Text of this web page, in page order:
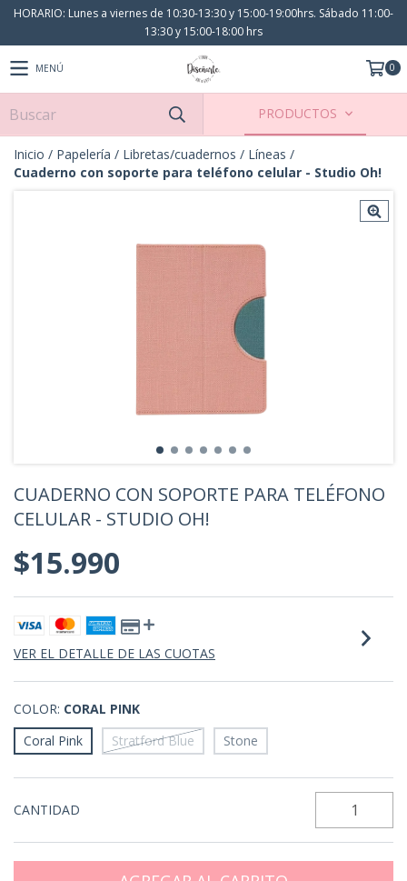
HORARIO: Lunes a viernes de 10:30-13:30 y 15:00-19:00hrs. Sábado 11:00-
13:30 y 15:00-18:00 hrs
MENÚ 0
PRODUCTOS
Inicio / Papelería / Libretas/cuadernos / Líneas /
Cuaderno con soporte para teléfono celular - Studio Oh!
CUADERNO CON SOPORTE PARA TELÉFONO
CELULAR - STUDIO OH!
$15.990
VER EL DETALLE DE LAS CUOTAS
COLOR: CORAL PINK
Coral Pink
Stratford Blue Stone
CANTIDAD